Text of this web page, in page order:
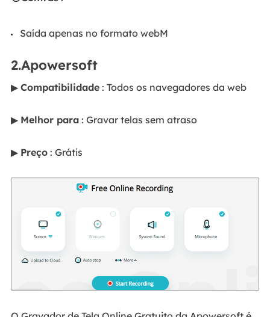
Saída apenas no formato webM
2.Apowersoft
▶ Compatibilidade: Todos os navegadores da web
▶ Melhor para: Gravar telas sem atraso
▶ Preço: Grátis